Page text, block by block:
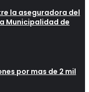
la aseguradora del
Municipalidad de
por mas de 2 mil